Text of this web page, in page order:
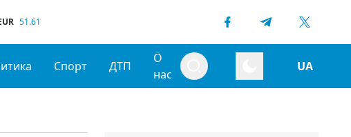
51.61
Спорт ДТП
О
нас
UA